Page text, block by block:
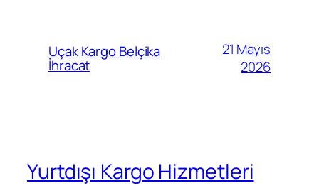
Uçak Kargo Belçika
İhracat
21 Mayıs
2026
Yurtdışı Kargo Hizmetleri